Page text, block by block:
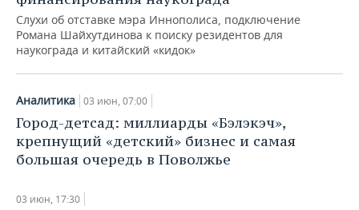
Слухи об отставке мэра Иннополиса, подключение
Романа Шайхутдинова к поиску резидентов для
наукограда и китайский «кидок»
Аналитика 03 июн, 07:00
Город-детсад: миллиарды «Бэлэкэч»,
крепнущий «детский» бизнес и самая
большая очередь в Поволжье
03 июн, 17:30